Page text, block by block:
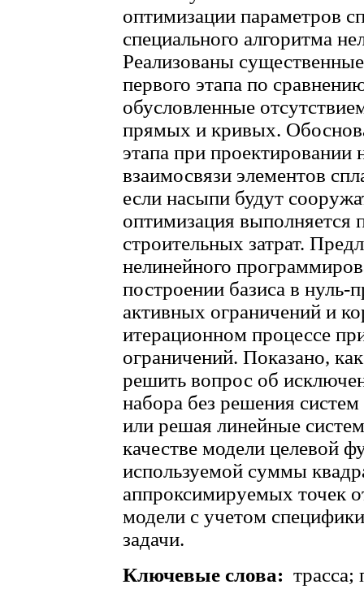
оптимизации параметров
специального алгоритма
Реализованы
первого этапа по
обусловленные
прямых и кривых.
этапа при проектировании
взаимосвязи элементов
если насыпи будут
оптимизация
строительных затрат.
нелинейного
построении базиса в нуль-
активных ограничений и
итерационном процессе
ограничений. Показано,
решить вопрос об
набора без решения
или решая линейные
качестве модели целевой
используемой суммы
аппроксимируемых точек
модели с учетом
задачи.
Ключевые слова: